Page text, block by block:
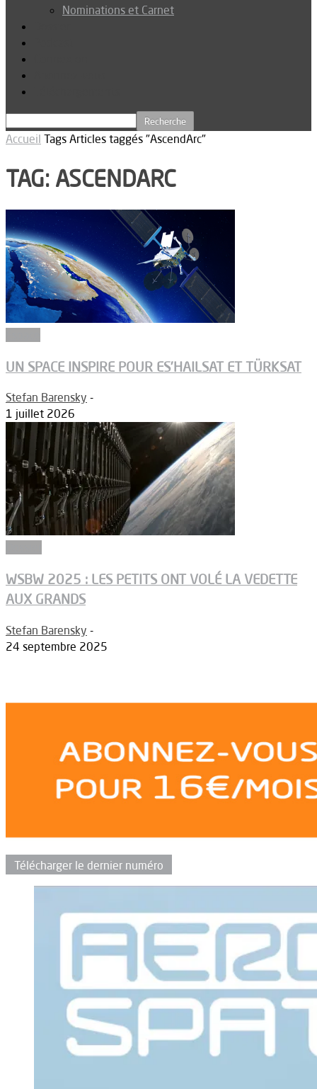
Nominations et Carnet
Accueil Tags Articles taggés "AscendArc"
TAG: ASCENDARC
UN SPACE INSPIRE POUR ES’HAILSAT ET TÜRKSAT
Stefan Barensky -
1 juillet 2026
WSBW 2025 : LES PETITS ONT VOLÉ LA VEDETTE
AUX GRANDS
Stefan Barensky -
24 septembre 2025
Télécharger le dernier numéro